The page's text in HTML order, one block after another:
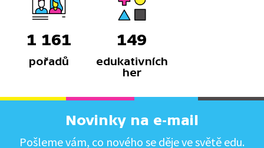
1 161
pořadů
149
edukativních
her
Novinky na e-mail
Pošleme vám, co nového se děje ve světě edu.